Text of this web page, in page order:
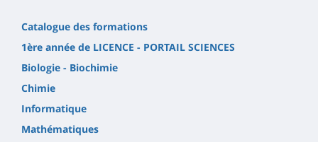
Catalogue des formations
1ère année de LICENCE - PORTAIL SCIENCES
Biologie - Biochimie
Chimie
Informatique
Mathématiques